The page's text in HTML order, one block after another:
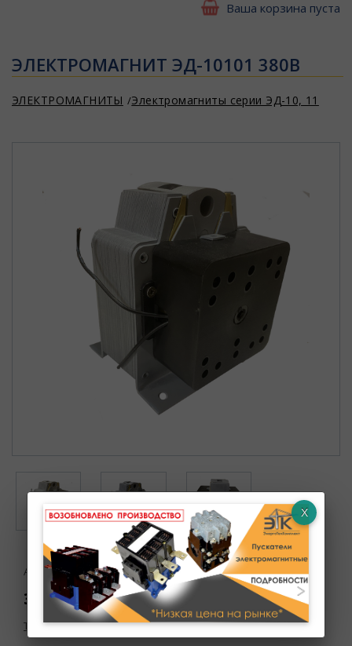
Ваша корзина пуста
ЭЛЕКТРОМАГНИТ ЭД-10101 380В
ЭЛЕКТРОМАГНИТЫ Электромагниты серии ЭД-10, 11
Артикул : УТ000001107
Электромагнит ЭД-10101 380В
Товар в наличии